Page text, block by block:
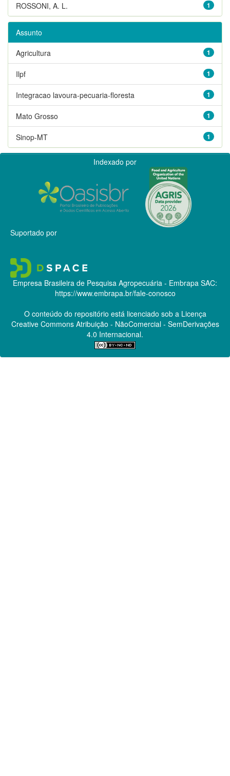
1
ROSSONI, A. L.
Assunto
1
Agricultura
1
Ilpf
1
Integracao lavoura-pecuaria-floresta
1
Mato Grosso
1
Sinop-MT
Indexado por
Suportado por
Empresa Brasileira de Pesquisa Agropecuária - Embrapa SAC:
https://www.embrapa.br/fale-conosco
O conteúdo do repositório está licenciado sob a Licença
Creative CommonsAtribuição - NãoComercial - SemDerivações
4.0 Internacional.